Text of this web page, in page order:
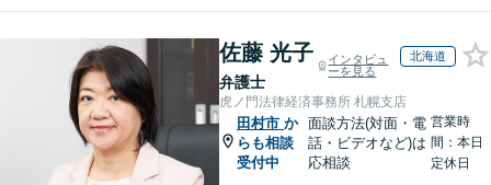
佐藤 光子
弁護士
インタビュ
ーを見る
北海道
虎ノ門法律経済事務所 札幌支店
田村市 か
らも相談
受付中
面談方法(対面・電
話・ビデオなど)は
応相談
営業時
間：本日
定休日